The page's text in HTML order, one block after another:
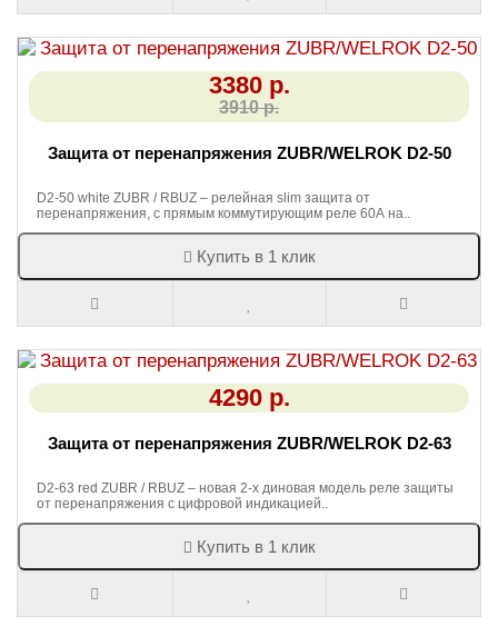
3380 р.
3910 р.
Защита от перенапряжения ZUBR/WELROK D2-50
D2-50 white ZUBR / RBUZ – релейная slim защита от
перенапряжения, с прямым коммутирующим реле 60А на..
Купить в 1 клик
4290 р.
Защита от перенапряжения ZUBR/WELROK D2-63
D2-63 red ZUBR / RBUZ – новая 2-х диновая модель реле защиты
от перенапряжения с цифровой индикацией..
Купить в 1 клик